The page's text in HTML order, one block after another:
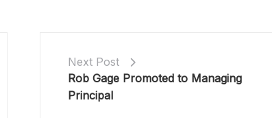
Next Post
Rob Gage Promoted to Managing
Principal